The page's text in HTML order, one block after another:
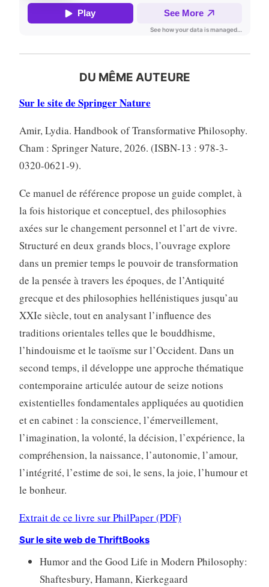
DU MÊME AUTEURE
Sur le site de Springer Nature
Amir, Lydia. Handbook of Transformative Philosophy.
Cham : Springer Nature, 2026. (ISBN-13 : 978-3-
0320-0621-9).
Ce manuel de référence propose un guide complet, à
la fois historique et conceptuel, des philosophies
axées sur le changement personnel et l’art de vivre.
Structuré en deux grands blocs, l’ouvrage explore
dans un premier temps le pouvoir de transformation
de la pensée à travers les époques, de l’Antiquité
grecque et des philosophies hellénistiques jusqu’au
XXIe siècle, tout en analysant l’influence des
traditions orientales telles que le bouddhisme,
l’hindouisme et le taoïsme sur l’Occident. Dans un
second temps, il développe une approche thématique
contemporaine articulée autour de seize notions
existentielles fondamentales appliquées au quotidien
et en cabinet : la conscience, l’émerveillement,
l’imagination, la volonté, la décision, l’expérience, la
compréhension, la naissance, l’autonomie, l’amour,
l’intégrité, l’estime de soi, le sens, la joie, l’humour et
le bonheur.
Extrait de ce livre sur PhilPaper (PDF)
Sur le site web de ThriftBooks
Humor and the Good Life in Modern Philosophy:
Shaftesbury, Hamann, Kierkegaard